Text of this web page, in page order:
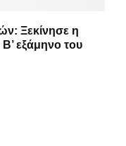
Ξεκίνησε η
εξάμηνο του